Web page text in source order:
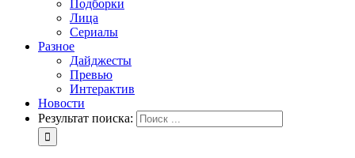
Подборки
Лица
Сериалы
Разное
Дайджесты
Превью
Интерактив
Новости
Результат поиска: